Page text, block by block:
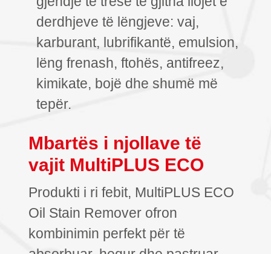
derdhjeve të lëngjeve: vaj,
karburant, lubrifikantë, emulsion,
lëng frenash, ftohës, antifreez,
kimikate, bojë dhe shumë më
tepër.
Mbartës i njollave të
vajit MultiPLUS ECO
Produkti i ri febit, MultiPLUS ECO
Oil Stain Remover ofron
kombinimin perfekt për të